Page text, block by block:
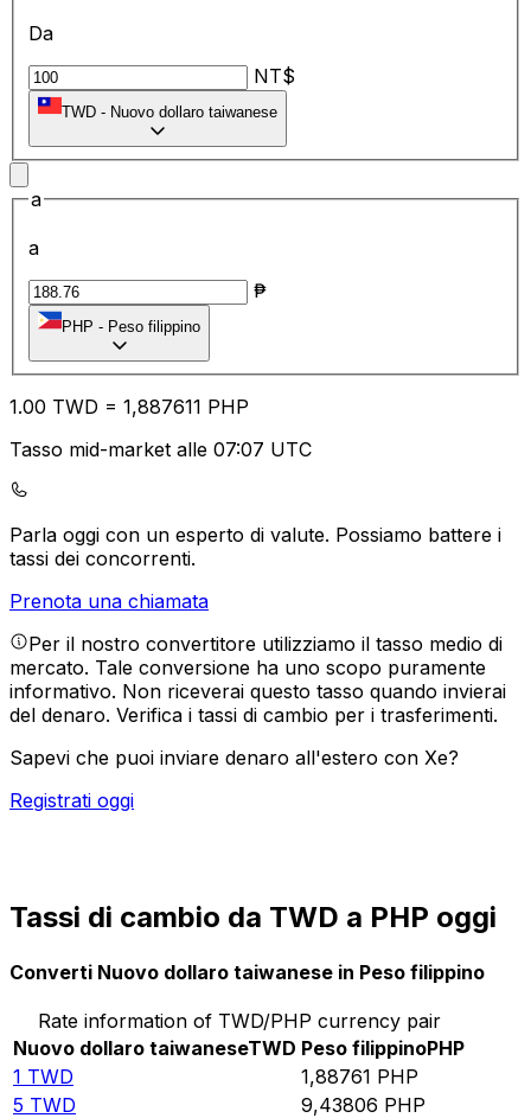
Da
NT$
TWD - Nuovo dollaro taiwanese
a
a
₱
PHP - Peso filippino
1.00 TWD = 1,887611 PHP
Tasso mid-market alle 07:07 UTC
Parla oggi con un esperto di valute. Possiamo battere i
tassi dei concorrenti.
Prenota una chiamata
Per il nostro convertitore utilizziamo il tasso medio di
mercato. Tale conversione ha uno scopo puramente
informativo. Non riceverai questo tasso quando invierai
del denaro. Verifica i tassi di cambio per i trasferimenti.
Sapevi che puoi inviare denaro all'estero con Xe?
Registrati oggi
Tassi di cambio da TWD a PHP oggi
Converti Nuovo dollaro taiwanese in Peso filippino
Rate information of TWD/PHP currency pair
Nuovo dollaro taiwaneseTWD Peso filippinoPHP
1 TWD 1,88761 PHP
5 TWD 9,43806 PHP